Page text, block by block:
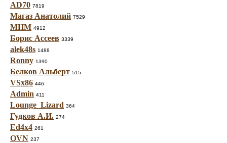
AD70 7819
Магаз Анатолий 7529
МНМ 4912
Борис Ассеев 3339
alek48s 1488
Ronny 1390
Белков Альберт 515
VSx86 446
Admin 411
Lounge_Lizard 364
Гудков А.И. 274
Ed4x4 261
OVN 237